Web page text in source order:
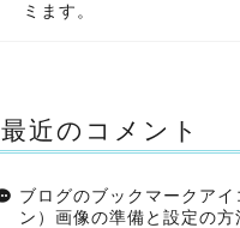
ミます。
最近のコメント
ブログのブックマークアイ
ン）画像の準備と設定の